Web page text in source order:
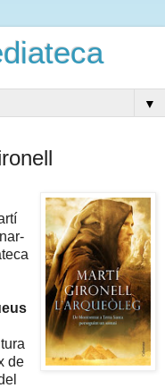
▼
de